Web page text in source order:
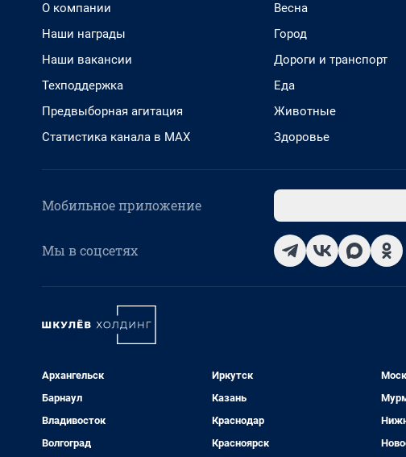
О компании
Наши награды
Наши вакансии
Техподдержка
Предвыборная агитация
Статистика канала в MAX
Весна
Город
Дороги и транспорт
Еда
Животные
Здоровье
Мобильное приложение
Мы в соцсетях
Архангельск
Барнаул
Владивосток
Волгоград
Иркутск
Казань
Краснодар
Красноярск